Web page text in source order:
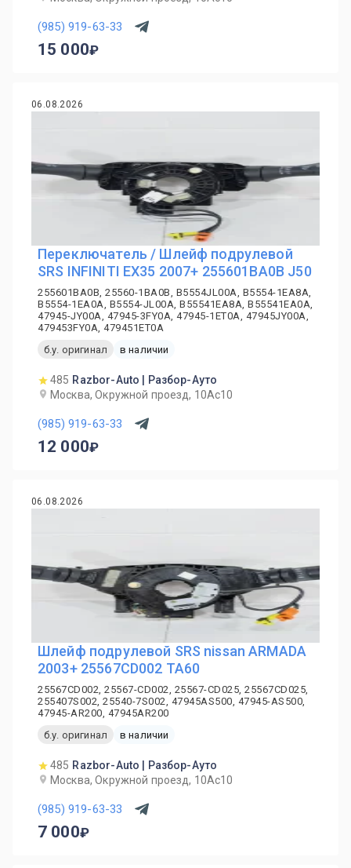
(985) 919-63-33
15 000
06.08.2026
Переключатель / Шлейф подрулевой
SRS INFINITI EX35 2007+ 255601BA0B J50
255601BA0B, 25560-1BA0B, B5554JL00A, B5554-1EA8A,
B5554-1EA0A, B5554-JL00A, B55541EA8A, B55541EA0A,
47945-JY00A, 47945-3FY0A, 47945-1ET0A, 47945JY00A,
479453FY0A, 479451ET0A
б.у. оригинал
в наличии
485 Razbor-Auto | Разбор-Ауто
Москва, Окружной проезд, 10Ас10
(985) 919-63-33
12 000
06.08.2026
Шлейф подрулевой SRS nissan ARMADA
2003+ 25567CD002 TA60
25567CD002, 25567-CD002, 25567-CD025, 25567CD025,
255407S002, 25540-7S002, 47945AS500, 47945-AS500,
47945-AR200, 47945AR200
б.у. оригинал
в наличии
485 Razbor-Auto | Разбор-Ауто
Москва, Окружной проезд, 10Ас10
(985) 919-63-33
7 000